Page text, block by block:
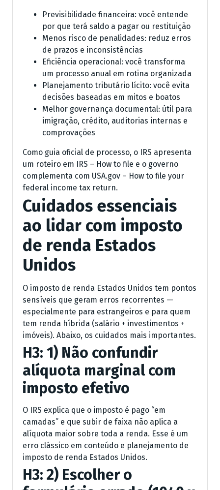
Previsibilidade financeira: você entende
por que terá saldo a pagar ou restituição
Menos risco de penalidades: reduz erros
de prazos e inconsistências
Eficiência operacional: você transforma
um processo anual em rotina organizada
Planejamento tributário lícito: você evita
decisões baseadas em mitos e boatos
Melhor governança documental: útil para
imigração, crédito, auditorias internas e
comprovações
Como guia oficial de processo, o IRS apresenta
um roteiro em IRS – How to file e o governo
complementa com USA.gov – How to file your
federal income tax return.
Cuidados essenciais
ao lidar com imposto
de renda Estados
Unidos
O imposto de renda Estados Unidos tem pontos
sensíveis que geram erros recorrentes —
especialmente para estrangeiros e para quem
tem renda híbrida (salário + investimentos +
imóveis). Abaixo, os cuidados mais importantes.
H3: 1) Não confundir
alíquota marginal com
imposto efetivo
O IRS explica que o imposto é pago “em
camadas” e que subir de faixa não aplica a
alíquota maior sobre toda a renda. Esse é um
erro clássico em conteúdo e planejamento de
imposto de renda Estados Unidos.
H3: 2) Escolher o